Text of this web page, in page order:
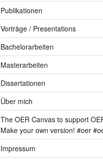
Publikationen
Vorträge / Presentations
Bachelorarbeiten
Masterarbeiten
Dissertationen
Über mich
The OER Canvas to support
Make your own version! #oer
Impressum